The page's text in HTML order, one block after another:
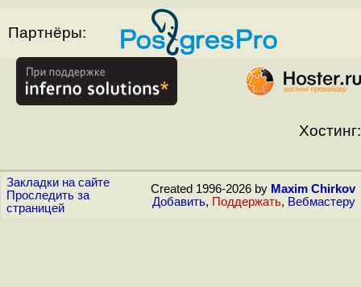
Партнёры:
Хостинг:
Закладки на сайте
Проследить за
страницей
Created 1996-2026 by Maxim Chirkov
Добавить, Поддержать, Вебмастеру